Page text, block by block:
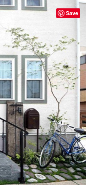
Save